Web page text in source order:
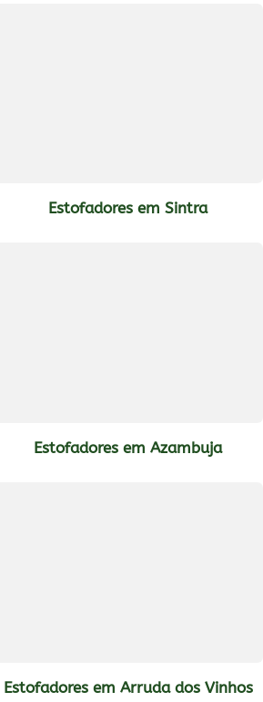
Estofadores em Sintra
Estofadores em Azambuja
Estofadores em Arruda dos Vinhos